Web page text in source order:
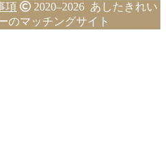
項
2020–2026 あしたきれい
のマッチングサイト